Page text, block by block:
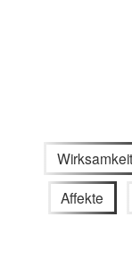
Wirksamkeit
Affekte